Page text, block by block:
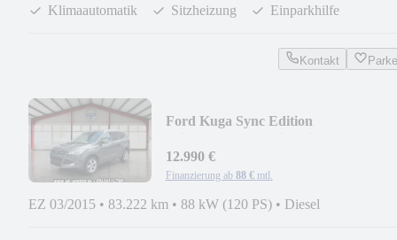
Klimaautomatik
Sitzheizung Einparkhilfe
Kontakt
Ford Kuga Sync Edition
12.990 €
Finanzierung ab 88 € mtl.
EZ 03/2015 • 83.222 km • 88 kW (120 PS) • Diesel